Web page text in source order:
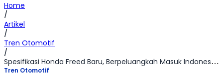
Home
/
Artikel
/
Tren Otomotif
/
Spesifikasi Honda Freed Baru, Berpeluangkah Masuk Indonesia?
Tren Otomotif